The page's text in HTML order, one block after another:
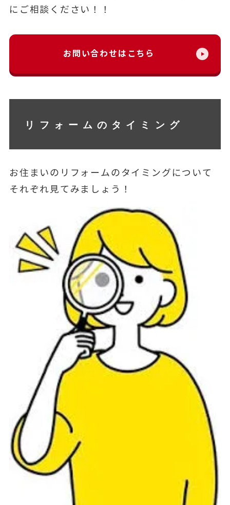
にご相談ください！！
お問い合わせはこちら
リフォームのタイミング
お住まいのリフォームのタイミングについて
それぞれ見てみましょう！